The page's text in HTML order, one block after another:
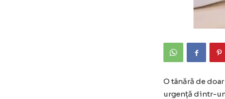
O tânără de
urgență dintr-